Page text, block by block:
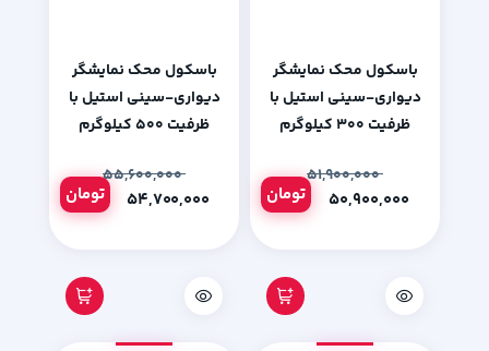
باسکول محک نمایشگر
دیواری-سینی استیل با
ظرفیت 300 کیلوگرم
۵۱,۹۰۰,۰۰۰
تومان
باسکول محک نمایشگر
دیواری-سینی استیل با
ظرفیت 500 کیلوگرم
۵۵,۶۰۰,۰۰۰
تومان